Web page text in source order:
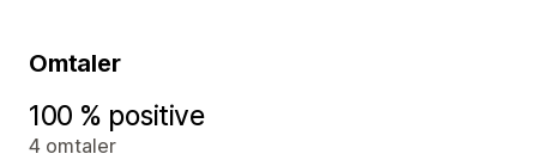
Omtaler
100 % positive
4 omtaler